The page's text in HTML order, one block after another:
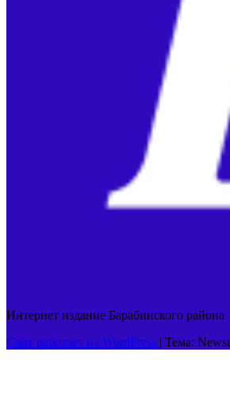
Интернет издание Барабинского района
Сайт работает на WordPress | Тема: